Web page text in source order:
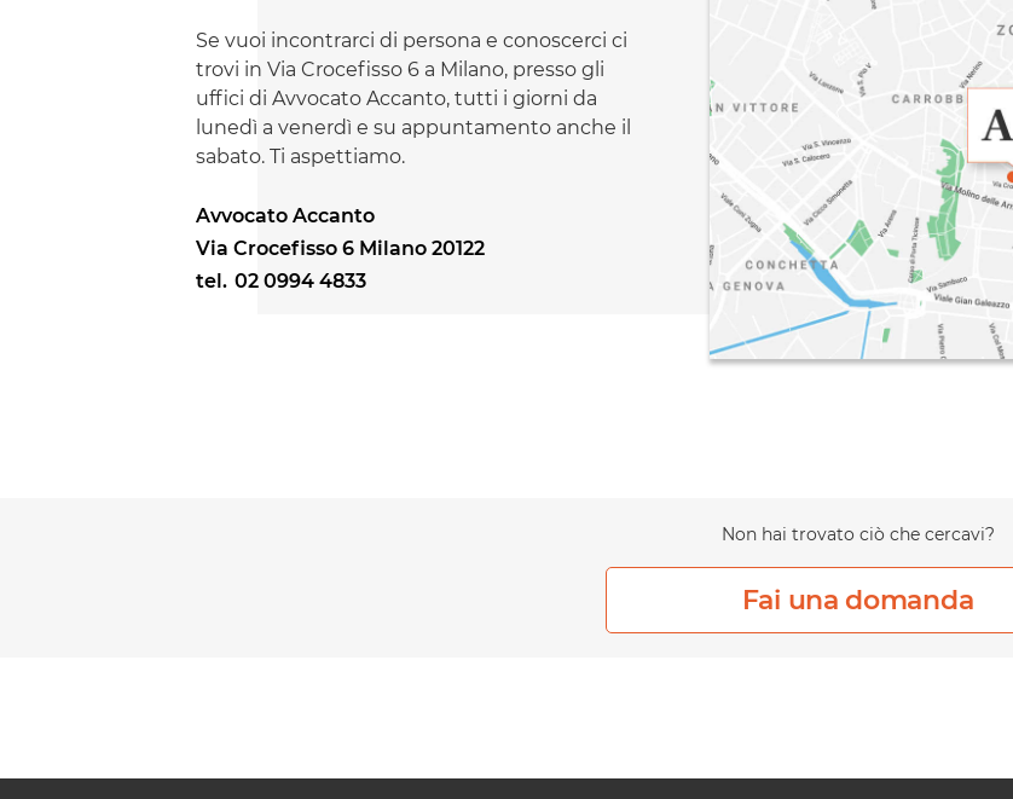
Se vuoi incontrarci di persona e conoscerci ci
trovi in Via Crocefisso 6 a Milano, presso gli
uffici di Avvocato Accanto, tutti i giorni da
lunedì a venerdì e su appuntamento anche il
sabato. Ti aspettiamo.
Avvocato Accanto
Via Crocefisso 6 Milano 20122
tel. 02 0994 4833
Non hai trovato ciò che cercavi?
Fai una domanda